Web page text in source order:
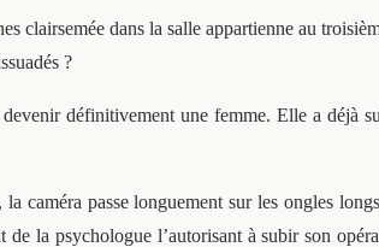
dans la salle appartienne au
?
définitivement une femme. Elle a déjà
caméra passe longuement sur les ongles
la psychologue l’autorisant à subir son